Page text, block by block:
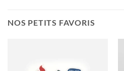
CHF 180.0
NOS PETITS FAVORIS